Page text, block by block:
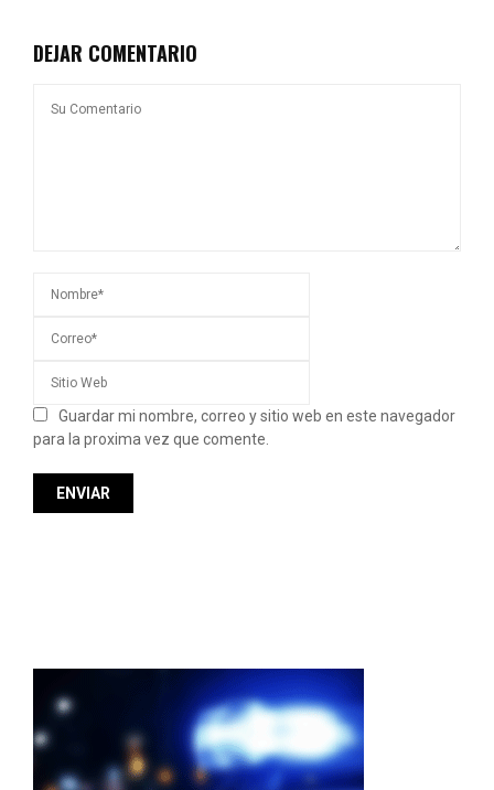
DEJAR COMENTARIO
Guardar mi nombre, correo y sitio web en este navegador
para la proxima vez que comente.